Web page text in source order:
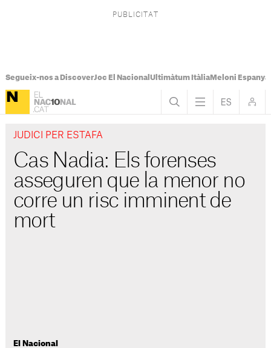
Segueix-nos a DiscoverJoc El Nacional Ultimàtum ItàliaMeloni Espanya
JUDICI PER ESTAFA
Cas Nadia: Els forenses
asseguren que la menor no
corre un risc imminent de
mort
El Nacional